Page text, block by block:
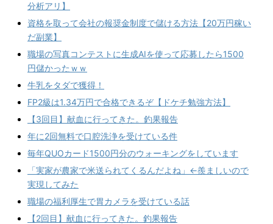
分析アリ】
資格を取って会社の報奨金制度で儲ける方法【20万円稼い
だ副業】
職場の写真コンテストに生成AIを使って応募したら1500
円儲かったｗｗ
牛乳をタダで獲得！
FP2級は1.34万円で合格できるぞ【ドケチ勉強方法】
【3回目】献血に行ってきた。釣果報告
年に2回無料で口腔洗浄を受けている件
毎年QUOカード1500円分のウォーキングをしています
「実家が農家で米送られてくるんだよね」←羨ましいので
実現してみた
職場の福利厚生で胃カメラを受けている話
【2回目】献血に行ってきた。釣果報告